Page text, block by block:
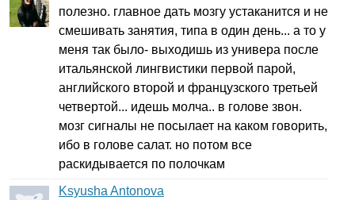
полезно. главное дать мозгу устаканится и не
смешивать занятия, типа в один день... а то у
меня так было- выходишь из универа после
итальянской лингвистики первой парой,
английского второй и французского третьей
четвертой... идешь молча.. в голове звон.
мозг сигналы не посылает на каком говорить,
ибо в голове салат. но потом все
раскидывается по полочкам
Ksyusha Antonova